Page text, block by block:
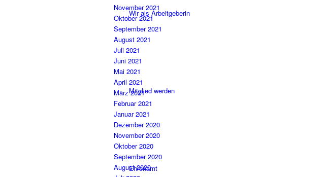
Wir als Arbeitgeberin
Mitglied werden
Ehrenamt
November 2021
Oktober 2021
September 2021
August 2021
Juli 2021
Juni 2021
Mai 2021
April 2021
März 2021
Februar 2021
Januar 2021
Dezember 2020
November 2020
Oktober 2020
September 2020
August 2020